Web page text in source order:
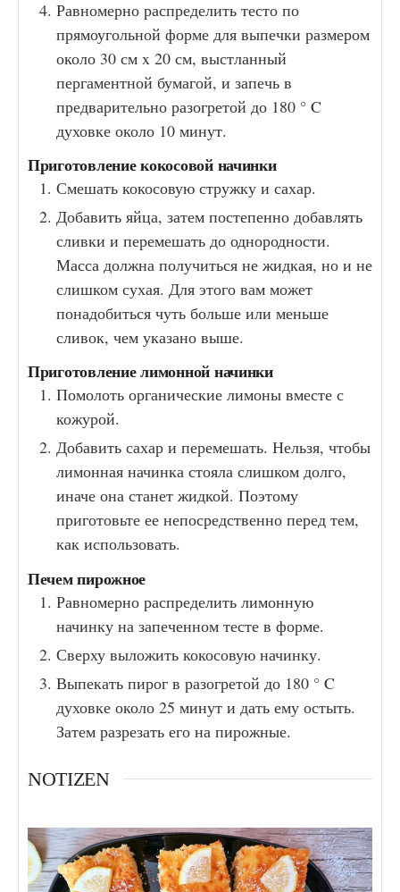
Равномерно распределить тесто по
прямоугольной форме для выпечки размером
около 30 см x 20 см, выстланный
пергаментной бумагой, и запечь в
предварительно разогретой до 180 ° C
духовке около 10 минут.
Приготовление кокосовой начинки
Смешать кокосовую стружку и сахар.
Добавить яйца, затем постепенно добавлять
сливки и перемешать до однородности.
Масса должна получиться не жидкая, но и не
слишком сухая. Для этого вам может
понадобиться чуть больше или меньше
сливок, чем указано выше.
Приготовление лимонной начинки
Помолоть органические лимоны вместе с
кожурой.
Добавить сахар и перемешать. Нельзя, чтобы
лимонная начинка стояла слишком долго,
иначе она станет жидкой. Поэтому
приготовьте ее непосредственно перед тем,
как использовать.
Печем пирожное
Равномерно распределить лимонную
начинку на запеченном тесте в форме.
Сверху выложить кокосовую начинку.
Выпекать пирог в разогретой до 180 ° C
духовке около 25 минут и дать ему остыть.
Затем разрезать его на пирожные.
NOTIZEN